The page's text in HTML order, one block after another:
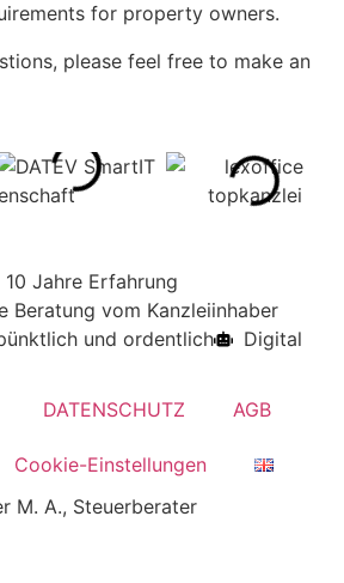
for property owners.
please feel free to make an
10 Jahre Erfahrung
Beratung vom Kanzleiinhaber
und ordentlich
Digital
DATENSCHUTZ AGB
Cookie-Einstellungen
M. A., Steuerberater